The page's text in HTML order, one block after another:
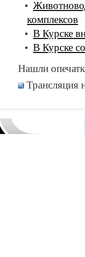
комплексов
В Курске
В Курске
Нашли
Трансляция